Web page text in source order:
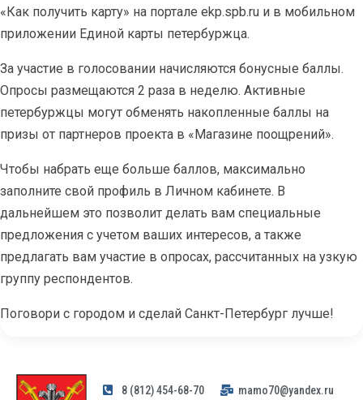
«Как получить карту» на портале ekp.spb.ru и в мобильном
приложении Единой карты петербуржца.
За участие в голосовании начисляются бонусные баллы.
Опросы размещаются 2 раза в неделю. Активные
петербуржцы могут обменять накопленные баллы на
призы от партнеров проекта в «Магазине поощрений».
Чтобы набрать еще больше баллов, максимально
заполните свой профиль в Личном кабинете. В
дальнейшем это позволит делать вам специальные
предложения с учетом ваших интересов, а также
предлагать вам участие в опросах, рассчитанных на узкую
группу респондентов.
Поговори с городом и сделай Санкт-Петербург лучше!
8 (812) 454-68-70 mamo70@yandex.ru